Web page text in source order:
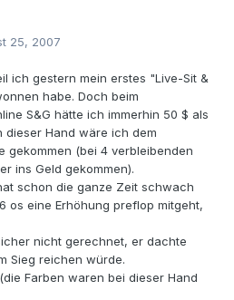
25, 2007
ich gestern mein erstes "Live-Sit &
habe. Doch beim
S&G hätte ich immerhin 50 $ als
dieser Hand wäre ich dem
gekommen (bei 4 verbleibenden
ins Geld gekommen).
schon die ganze Zeit schwach
os eine Erhöhung preflop mitgeht,
nicht gerechnet, er dachte
Sieg reichen würde.
Farben waren bei dieser Hand